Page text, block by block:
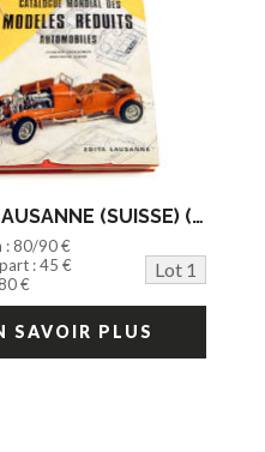
EDITA LAUSANNE (SUISSE) (1)
: 80/90 €
: 45 €
Lot 1
€
SAVOIR PLUS